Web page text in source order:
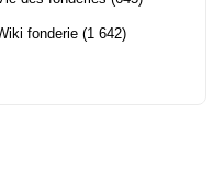
fonderie (1 642)